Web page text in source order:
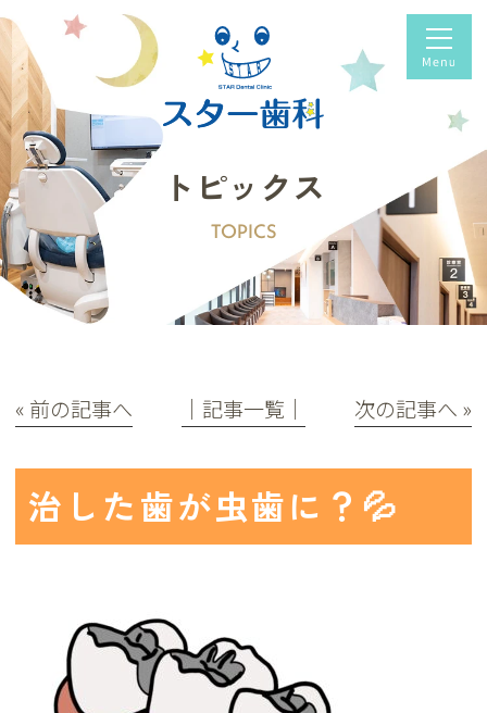
トピックス
TOPICS
« 前の記事へ │記事一覧│ 次の記事へ »
治した歯が虫歯に？💦